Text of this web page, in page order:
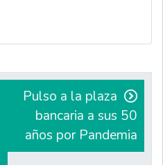
Pulso a la plaza
bancaria a sus 50
años por Pandemia